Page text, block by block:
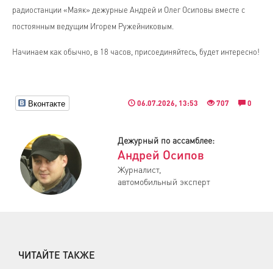
радиостанции «Маяк» дежурные Андрей и Олег Осиповы вместе с
постоянным ведущим Игорем Ружейниковым.
Начинаем как обычно, в 18 часов, присоединяйтесь, будет интересно!
Вконтакте 06.07.2026, 13:53 707 0
Дежурный по ассамблеe:
Андрей Осипов
Журналист,
автомобильный эксперт
ЧИТАЙТЕ ТАКЖЕ